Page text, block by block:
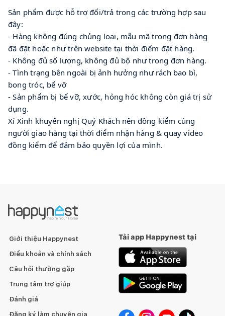
Sản phẩm được hỗ trợ đổi/trả trong các trường hợp sau
đây:
- Hàng không đúng chủng loại, mẫu mã trong đơn hàng
đã đặt hoặc như trên website tại thời điểm đặt hàng.
- Không đủ số lượng, không đủ bộ như trong đơn hàng.
- Tình trạng bên ngoài bị ảnh hưởng như rách bao bì,
bong tróc, bể vỡ
- Sản phẩm bị bể vỡ, xước, hỏng hóc không còn giá trị sử
dụng.
Xí Xinh khuyến nghị Quý Khách nên đồng kiểm cùng
người giao hàng tại thời điểm nhận hàng & quay video
đồng kiểm để đảm bảo quyền lợi của mình.
Giới thiệu Happynest
Điều khoản và chính sách
Câu hỏi thường gặp
Trung tâm trợ giúp
Đánh giá
Đăng ký làm chuyên gia
Tải app Happynest tại